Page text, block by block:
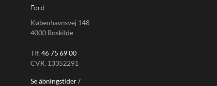
Ford
Københavnsvej 148
4000 Roskilde
Tlf. 46 75 69 00
CVR. 13352291
Se åbningstider /